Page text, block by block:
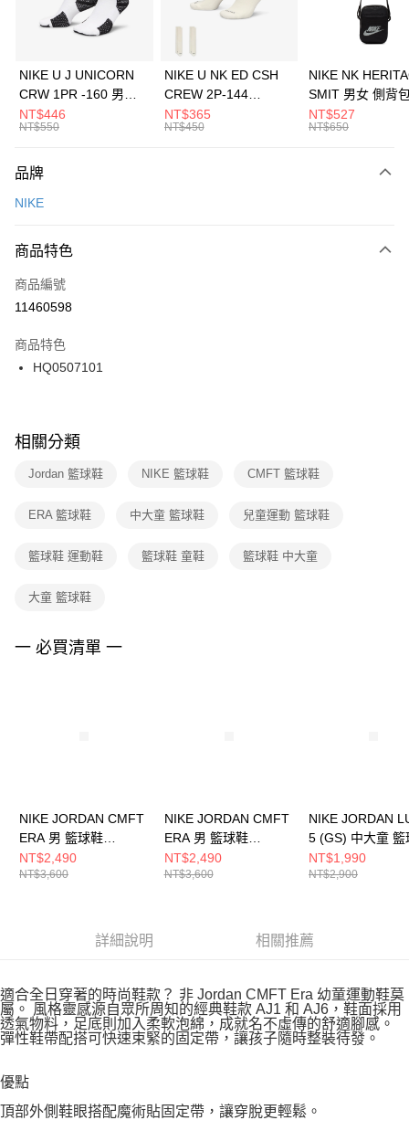
華南商業銀行
彰化商業銀行
上海商業儲蓄銀行
元大商業銀行
台灣樂天信用卡公司
Apple Pay
全盈+PAY
AFTEE先享後付
【關於「AFTEE先享後付」】
便利好安心！
３．安心：先確認商品／服務後，再付款。
【「AFTEE先享後付」結帳流程】
１．於結帳方式選擇「AFTEE先享後付」後，將跳轉至「AFTEE先享後付」
２．訂單成立數日內，您將收到繳費通知簡訊。
３．收到繳費通知簡訊後14天內，點擊此簡訊中的連結，可透過四大超商／
ATM／網路銀行／等多元方式進行付款，方視為交易完成。
※ 交易是否成功請以「AFTEE先享後付 」之結帳頁面顯示為準，若有關於
是否繳費成功／繳費後需取消欲退款等相關疑問，請聯繫「AFTEE先享後付
客戶支援中心」https://netprotections.freshdesk.com/support/home
１．透過由恩沛科技股份有限公司提供之「AFTEE先享後付」服務完成之交
權轉讓予恩沛科技股份有限公司。
３．未成年的使用者請事先徵得法定代理人或監護人之同意方可使用
４．使用「AFTEE先享後付」時，將依據個別帳號之用戶狀況，依本公司即
運送方式
每筆NT$100，滿NT$1,500(含以上)免運費
宅配
每筆NT$100，滿NT$1,500(含以上)免運費
付款後門市自取
每筆NT$100，滿NT$1,500(含以上)免運費
NIKE U J UNICORN
CRW 1PR -160 男女
中統襪 FZ3393100
NT$446
NT$550
NIKE U NK ED CSH
CREW 2P-144
EMBRDY 男女 短統襪
FZ3073133
NT$365
NT$450
NIKE NK
SMIT 男女 側背
BA5871010
NT$527
NT$650
品牌
NIKE
商品特色
商品編號
11460598
商品特色
HQ0507101
相關分類
Jordan 籃球鞋 NIKE 籃球鞋 CMFT 籃球鞋
ERA 籃球鞋 中大童 籃球鞋 兒童運動 籃球鞋
籃球鞋 運動鞋 籃球鞋 童鞋 籃球鞋 中大童
大童 籃球鞋
一 必買清單 一
NIKE JORDAN CMFT
ERA 男 籃球鞋
HJ6777200
NT$2,490
NT$3,600
NIKE JORDAN CMFT
ERA 男 籃球鞋
HJ6777400
NT$2,490
NT$3,600
NIKE JORDAN
5 (GS) 中大童 籃
IM5166302
NT$1,990
NT$2,900
詳細說明 相關推薦
適合全日穿著的時尚鞋款？ 非 Jordan CMFT Era 幼童運動鞋莫
屬。 風格靈感源自眾所周知的經典鞋款 AJ1 和 AJ6，鞋面採用
透氣物料，足底則加入柔軟泡綿，成就名不虛傳的舒適腳感。
彈性鞋帶配搭可快速束緊的固定帶，讓孩子隨時整裝待發。
優點
頂部外側鞋眼搭配魔術貼固定帶，讓穿脫更輕鬆。